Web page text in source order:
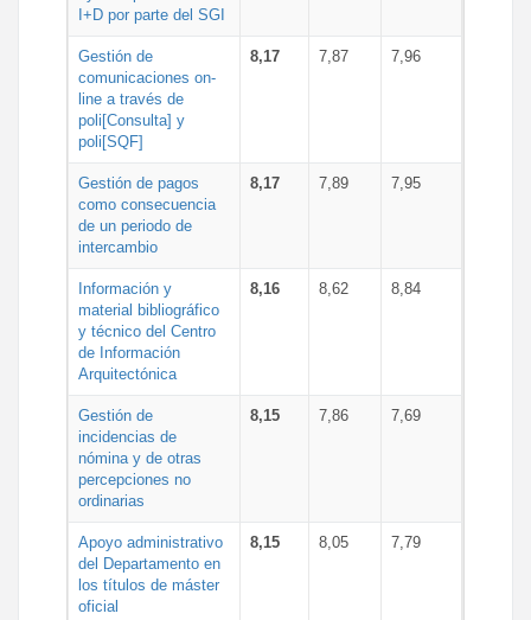
I+D por parte del SGI
Gestión de
comunicaciones on-
line a través de
poli[Consulta] y
poli[SQF]
8,17 7,87 7,96
Gestión de pagos
como consecuencia
de un periodo de
intercambio
8,17 7,89 7,95
Información y
material bibliográfico
y técnico del Centro
de Información
Arquitectónica
8,16 8,62 8,84
Gestión de
incidencias de
nómina y de otras
percepciones no
ordinarias
8,15 7,86 7,69
Apoyo administrativo
del Departamento en
los títulos de máster
oficial
8,15 8,05 7,79